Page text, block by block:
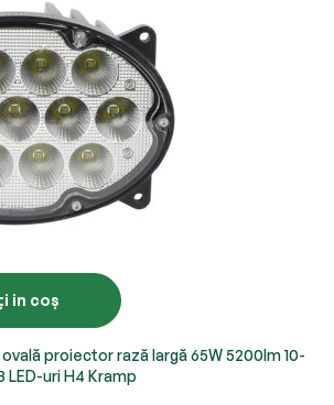
in coș
proiector rază largă 65W 5200lm 10-
LED-uri H4 Kramp